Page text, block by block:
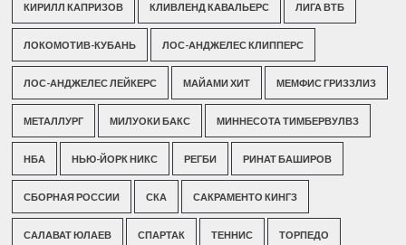
КИРИЛЛ КАПРИЗОВ КЛИВЛЕНД КАВАЛЬЕРС ЛИГА ВТБ
ЛОКОМОТИВ-КУБАНЬ ЛОС-АНДЖЕЛЕС КЛИППЕРС
ЛОС-АНДЖЕЛЕС ЛЕЙКЕРС МАЙАМИ ХИТ МЕМФИС ГРИЗЗЛИЗ
МЕТАЛЛУРГ МИЛУОКИ БАКС МИННЕСОТА ТИМБЕРВУЛВЗ
НБА НЬЮ-ЙОРК НИКС РЕГБИ РИНАТ БАШИРОВ
СБОРНАЯ РОССИИ СКА САКРАМЕНТО КИНГЗ
САЛАВАТ ЮЛАЕВ СПАРТАК ТЕННИС ТОРПЕДО